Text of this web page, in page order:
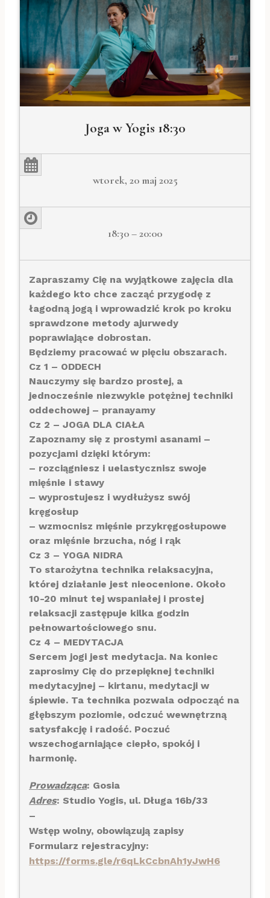
Joga w Yogis 18:30
wtorek, 20 maj 2025
18:30 – 20:00
Zapraszamy Cię na wyjątkowe zajęcia dla
każdego kto chce zacząć przygodę z
łagodną jogą i wprowadzić krok po kroku
sprawdzone metody ajurwedy
poprawiające dobrostan.
Będziemy pracować w pięciu obszarach.
Cz 1 – ODDECH
Nauczymy się bardzo prostej, a
jednocześnie niezwykle potężnej techniki
oddechowej – pranayamy
Cz 2 – JOGA DLA CIAŁA
Zapoznamy się z prostymi asanami –
pozycjami dzięki którym:
– rozciągniesz i uelastycznisz swoje
mięśnie i stawy
– wyprostujesz i wydłużysz swój
kręgosłup
– wzmocnisz mięśnie przykręgosłupowe
oraz mięśnie brzucha, nóg i rąk
Cz 3 – YOGA NIDRA
To starożytna technika relaksacyjna,
której działanie jest nieocenione. Około
10-20 minut tej wspaniałej i prostej
relaksacji zastępuje kilka godzin
pełnowartościowego snu.
Cz 4 – MEDYTACJA
Sercem jogi jest medytacja. Na koniec
zaprosimy Cię do przepięknej techniki
medytacyjnej – kirtanu, medytacji w
śpiewie. Ta technika pozwala odpocząć na
głębszym poziomie, odczuć wewnętrzną
satysfakcję i radość. Poczuć
wszechogarniające ciepło, spokój i
harmonię.
Prowadząca: Gosia
Adres: Studio Yogis, ul. Długa 16b/33
–
Wstęp wolny, obowiązują zapisy
Formularz rejestracyjny:
https://forms.gle/r6qLkCcbnAh1yJwH6